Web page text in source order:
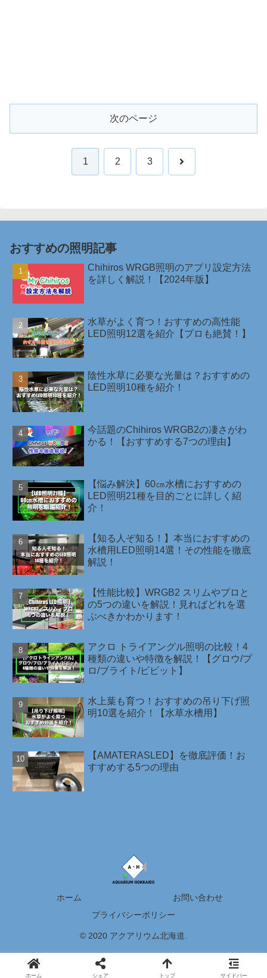
次のページ
1 2 3 次
おすすめの照明記事
Chihiros WRGB照明のアプリ設定方法
を詳しく解説！【2024年版】
水草がよく育つ！おすすめの高性能
LED照明12選を紹介【プロも絶賛！】
陰性水草に必要な光量は？おすすめの
LED照明10種を紹介！￼
今話題のChihiros WRGB2の凄さがわ
かる！【おすすめする7つの理由】
【悩み解決】60㎝水槽におすすめの
LED照明21種を目的ごとに詳しく紹
介！
【知る人ぞ知る！】本当におすすめの
水槽用LED照明14選！その性能を徹底
解説！
【性能比較】WRGB2 スリムやプロと
の5つの違いを解説！見ればどれを選
ぶべきかわかります！
アクロ トライアングル照明の比較！4
種類の違いや特徴を解説！【グロウ/プ
ロ/ブライト/ビビット】
水上葉も育つ！おすすめの吊り下げ照
明10選を紹介！【水草水槽用】
【AMATERASLED】を徹底評価！お
すすめする5つの理由
ホーム
お問い合わせ
プライバシーポリシー
© 2020 アクアリウム北海道.
ホーム シェア トップ サイドバー